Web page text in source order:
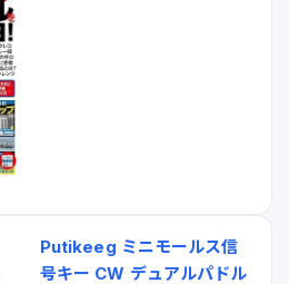
Putikeeg ミニモールス信
号キー CW デュアルパドル